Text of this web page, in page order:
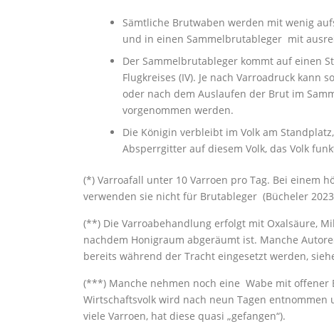
Sämtliche Brutwaben werden mit wenig
und in einen Sammelbrutableger mit
Der Sammelbrutableger kommt auf einen
Flugkreises (IV). Je nach Varroadruck kann
oder nach dem Auslaufen der Brut im
vorgenommen werden.
Die Königin verbleibt im Volk am
Absperrgitter auf diesem Volk, das Volk
(*) Varroafall unter 10 Varroen pro Tag. Bei einem
verwenden sie nicht für Brutableger (Bücheler
(**) Die Varroabehandlung erfolgt mit Oxalsäure,
nachdem Honigraum abgeräumt ist. Manche
bereits während der Tracht eingesetzt werden,
(***) Manche nehmen noch eine Wabe mit offener
Wirtschaftsvolk wird nach neun Tagen
viele Varroen, hat diese quasi „gefangen“).